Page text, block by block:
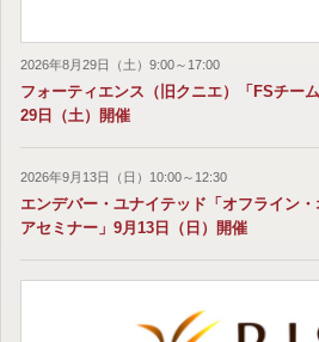
2026年8月29日（土）9:00～17:00
フォーティエンス（旧クニエ）「FSチー
29日（土）開催
2026年9月13日（日）10:00～12:30
エンデバー・ユナイテッド「オフライン
アセミナー」9月13日（日）開催